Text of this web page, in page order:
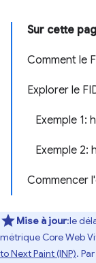
Sur cette
Comment le
Explorer le
Exemple 1:
Exemple 2:
Commencer
Mise à jour:le
métrique Core Web
to Next Paint (INP).